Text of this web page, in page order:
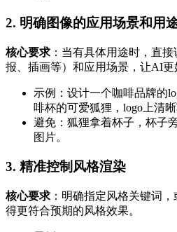
2. 明确图像的应用场景和用
核心要求 ：当有具体用途时，直
报、插画等）和应用场景，让AI更
示例：设计一个咖啡品牌的
啡杯的可爱狐狸，logo上清晰
避免：狐狸拿着杯子，杯子
图片。
3. 精准控制风格渲染
核心要求 ：明确指定风格关键词
得更符合预期的风格效果。